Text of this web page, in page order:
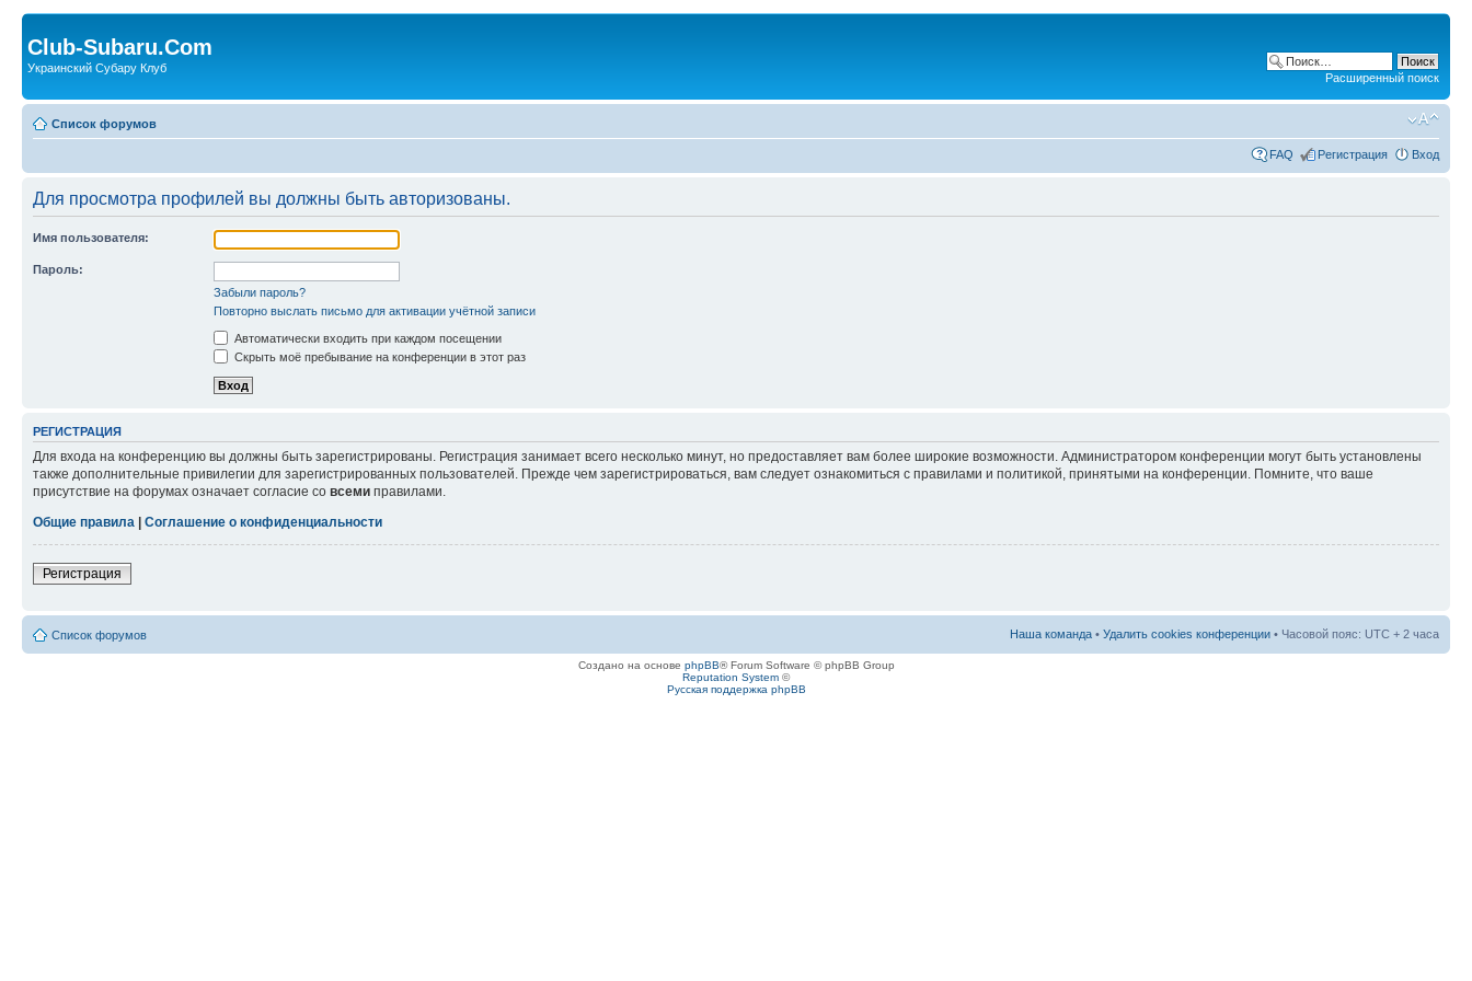
Club-Subaru.Com
Украинский Субару Клуб
Расширенный поиск
Список форумов
FAQ Регистрация Вход
Для просмотра профилей вы должны быть авторизованы.
Имя пользователя:
Пароль:
Забыли пароль?
Повторно выслать письмо для активации учётной записи
Автоматически входить при каждом посещении
Скрыть моё пребывание на конференции в этот раз
РЕГИСТРАЦИЯ
Для входа на конференцию вы должны быть зарегистрированы. Регистрация занимает всего несколько минут, но предоставляет вам более широкие возможности. Администратором конференции могут быть установлены
также дополнительные привилегии для зарегистрированных пользователей. Прежде чем зарегистрироваться, вам следует ознакомиться с правилами и политикой, принятыми на конференции. Помните, что ваше
присутствие на форумах означает согласие со всеми правилами.
Общие правила
Соглашение о конфиденциальности
Регистрация
Список форумов Наша команда • Удалить cookies конференции • Часовой пояс: UTC + 2 часа
Создано на основе phpBB® Forum Software © phpBB Group
Reputation System ©
Русская поддержка phpBB